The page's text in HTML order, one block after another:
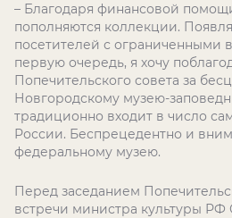
– Благодаря финансовой
пополняются коллекции.
посетителей с ограниченными
первую очередь, я хочу
Попечительского совета за
Новгородскому музею-
традиционно входит в число
России. Беспрецедентно и
федеральному музею.
Перед заседанием
встречи министра культуры